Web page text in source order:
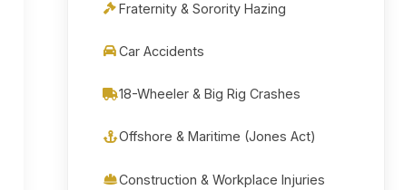
Fraternity & Sorority Hazing
Car Accidents
18-Wheeler & Big Rig Crashes
Offshore & Maritime (Jones Act)
Construction & Workplace Injuries